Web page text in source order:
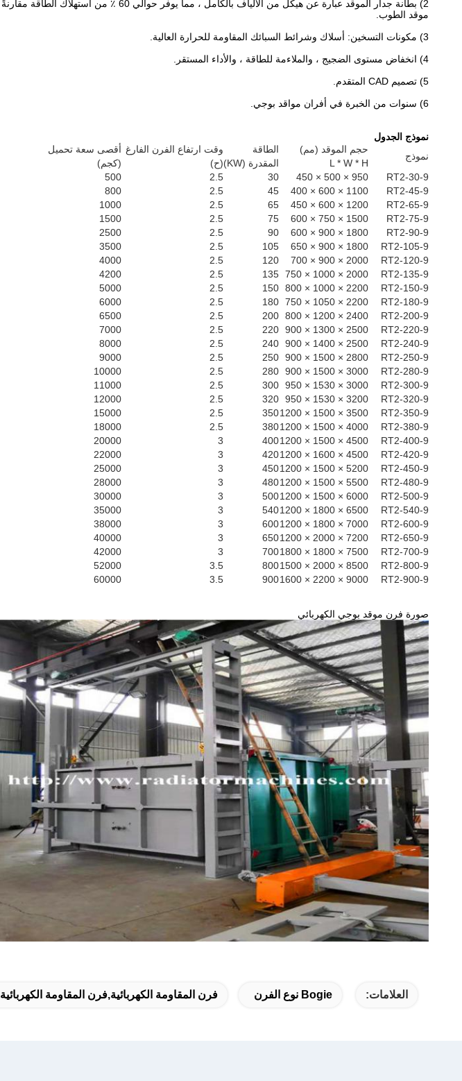
2) بطانة جدار الموقد عبارة عن هيكل من الألياف بالكامل ، مما يوفر حوالي 60 ٪ من استهلاك الطاقة مقارنةً بالطراز التقليدي
موقد الطوب.
3) مكونات التسخين: أسلاك وشرائط السبائك المقاومة للحرارة العالية.
4) انخفاض مستوى الضجيج ، والملاءمة للطاقة ، والأداء المستقر.
5) تصميم CAD المتقدم.
6) سنوات من الخبرة في أفران مواقد بوجي.
نموذج الجدول
نموذج
حجم الموقد (مم)
L * W * H
الطاقة
المقدرة (KW)
وقت ارتفاع الفرن الفارغ
(ح)
أقصى سعة تحميل
(كجم)
RT2-30-9
950 × 500 × 450
30
2.5
500
RT2-45-9
1100 × 600 × 400
45
2.5
800
RT2-65-9
1200 × 600 × 450
65
2.5
1000
RT2-75-9
1500 × 750 × 600
75
2.5
1500
RT2-90-9
1800 × 900 × 600
90
2.5
2500
RT2-105-9
1800 × 900 × 650
105
2.5
3500
RT2-120-9
2000 × 900 × 700
120
2.5
4000
RT2-135-9
2000 × 1000 × 750
135
2.5
4200
RT2-150-9
2200 × 1000 × 800
150
2.5
5000
RT2-180-9
2200 × 1050 × 750
180
2.5
6000
RT2-200-9
2400 × 1200 × 800
200
2.5
6500
RT2-220-9
2500 × 1300 × 900
220
2.5
7000
RT2-240-9
2500 × 1400 × 900
240
2.5
8000
RT2-250-9
2800 × 1500 × 900
250
2.5
9000
RT2-280-9
3000 × 1500 × 900
280
2.5
10000
RT2-300-9
3000 × 1530 × 950
300
2.5
11000
RT2-320-9
3200 × 1530 × 950
320
2.5
12000
RT2-350-9
3500 × 1500 × 1200
350
2.5
15000
RT2-380-9
4000 × 1500 × 1200
380
2.5
18000
RT2-400-9
4500 × 1500 × 1200
400
3
20000
RT2-420-9
4500 × 1600 × 1200
420
3
22000
RT2-450-9
5200 × 1500 × 1200
450
3
25000
RT2-480-9
5500 × 1500 × 1200
480
3
28000
RT2-500-9
6000 × 1500 × 1200
500
3
30000
RT2-540-9
6500 × 1800 × 1200
540
3
35000
RT2-600-9
7000 × 1800 × 1200
600
3
38000
RT2-650-9
7200 × 2000 × 1200
650
3
40000
RT2-700-9
7500 × 1800 × 1800
700
3
42000
RT2-800-9
8500 × 2000 × 1500
800
3.5
52000
RT2-900-9
9000 × 2200 × 1600
900
3.5
60000
صورة فرن موقد بوجي الكهربائي
العلامات: Bogie نوع الفرن فرن المقاومة الكهربائية,فرن المقاومة الكهربائية